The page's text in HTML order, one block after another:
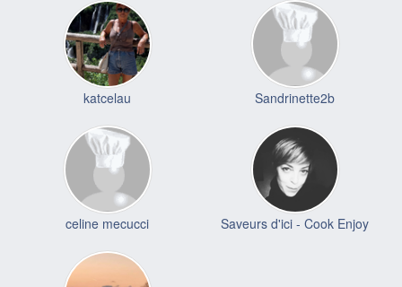
katcelau Sandrinette2b
celine mecucci Saveurs d'ici - Cook Enjoy